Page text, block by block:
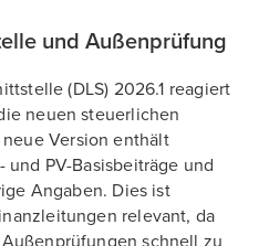
und Außenprüfung
(DLS) 2026.1 reagiert
neuen steuerlichen
Version enthält
und PV-Basisbeiträge und
Angaben. Dies ist
relevant, da
schnell zu